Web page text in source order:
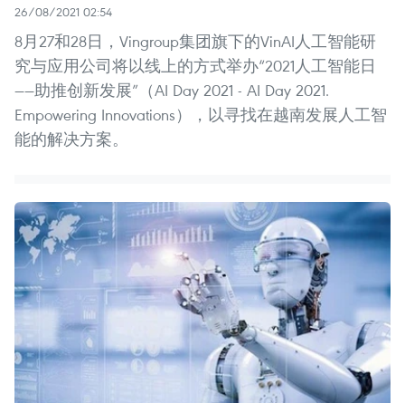
26/08/2021 02:54
8月27和28日，Vingroup集团旗下的VinAI人工智能研
究与应用公司将以线上的方式举办“2021人工智能日
——助推创新发展”（AI Day 2021 - AI Day 2021.
Empowering Innovations），以寻找在越南发展人工智
能的解决方案。